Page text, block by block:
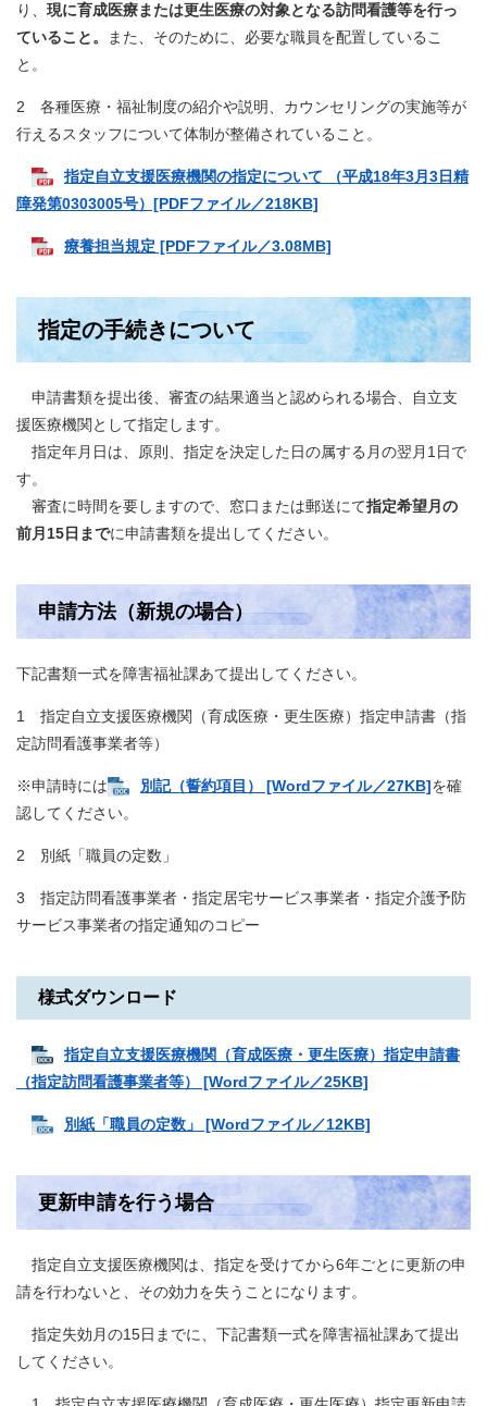
り、 現に育成医療または更生医療の対象となる訪問看護等を行っ
ていること。
また、そのために、必要な職員を配置しているこ
と。
2 各種医療・福祉制度の紹介や説明、カウンセリングの実施等が
行えるスタッフについて体制が整備されていること。
指定自立支援医療機関の指定について （平成18年3月3日精
障発第0303005号）[PDFファイル／218KB]
療養担当規定 [PDFファイル／3.08MB]
指定の手続きについて
申請書類を提出後、審査の結果適当と認められる場合、自立支
援医療機関として指定します。
指定年月日は、原則、指定を決定した日の属する月の翌月1日で
す。
審査に時間を要しますので、窓口または郵送にて指定希望月の
前月15日までに申請書類を提出してください。
申請方法（新規の場合）
下記書類一式を障害福祉課あて提出してください。
1 指定自立支援医療機関（育成医療・更生医療）指定申請書（指
定訪問看護事業者等）
※申請時には 別記（誓約項目） [Wordファイル／27KB]を確
認してください。
2 別紙「職員の定数」
3 指定訪問看護事業者・指定居宅サービス事業者・指定介護予防
サービス事業者の指定通知のコピー
様式ダウンロード
指定自立支援医療機関（育成医療・更生医療）指定申請書
（指定訪問看護事業者等） [Wordファイル／25KB]
別紙「職員の定数」 [Wordファイル／12KB]
更新申請を行う場合
指定自立支援医療機関は、指定を受けてから6年ごとに更新の申
請を行わないと、その効力を失うことになります。
指定失効月の15日までに、下記書類一式を障害福祉課あて提出
してください。